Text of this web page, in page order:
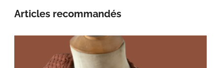
Articles recommandés